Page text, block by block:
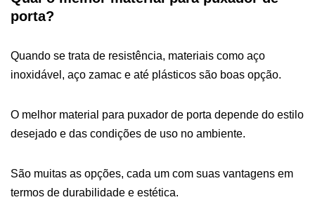
porta?
Quando se trata de resistência, materiais como aço
inoxidável, aço zamac e até plásticos são boas opção.
O melhor material para puxador de porta depende do estilo
desejado e das condições de uso no ambiente.
São muitas as opções, cada um com suas vantagens em
termos de durabilidade e estética.